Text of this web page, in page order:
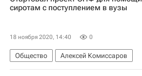
сиротам с поступлением в вузы
18 ноября 2020, 14:40 0
Общество
Алексей Комиссаров
Общероссийский народный фронт